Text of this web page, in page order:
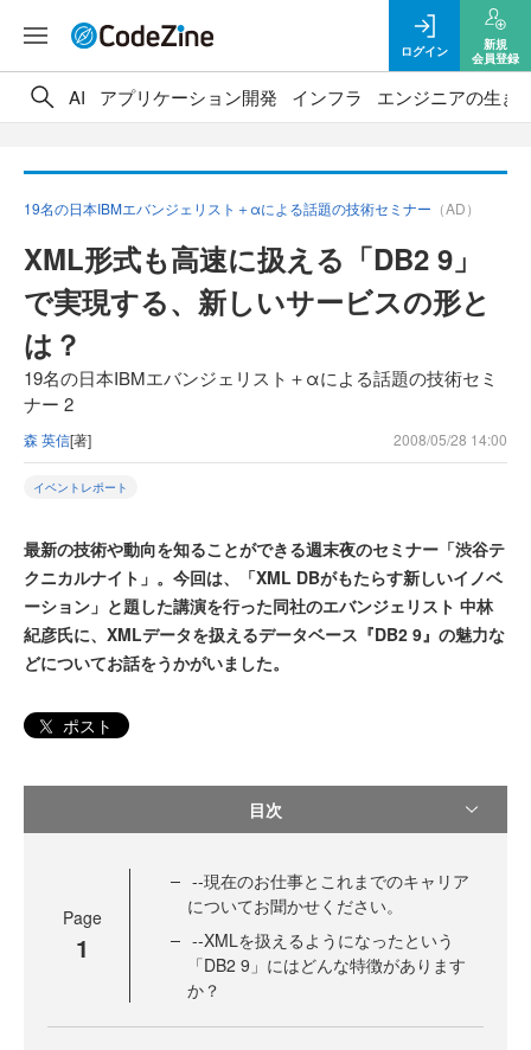
ログイン
新規
会員登録
AI アプリケーション開発 インフラ エンジニアの生き
19名の日本IBMエバンジェリスト＋αによる話題の技術セミナー （AD）
XML形式も高速に扱える「DB2 9」
で実現する、新しいサービスの形と
は？
19名の日本IBMエバンジェリスト＋αによる話題の技術セミ
ナー 2
森 英信[著] 2008/05/28 14:00
イベントレポート
最新の技術や動向を知ることができる週末夜のセミナー「渋谷テ
クニカルナイト」。今回は、「XML DBがもたらす新しいイノベ
ーション」と題した講演を行った同社のエバンジェリスト 中林
紀彦氏に、XMLデータを扱えるデータベース『DB2 9』の魅力な
どについてお話をうかがいました。
ポスト
目次
Page
1
--現在のお仕事とこれまでのキャリア
についてお聞かせください。
--XMLを扱えるようになったという
「DB2 9」にはどんな特徴があります
か？